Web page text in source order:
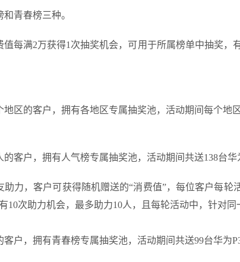
青春榜三种。
值每满2万获得1次抽奖机会，可用于所属榜单中抽奖，
地区的客户，拥有各地区专属抽奖池，活动期间每个地区
客户，拥有人气榜专属抽奖池，活动期间共送138台华
助力，客户可获得随机赠送的“消费值”，每位客户每轮
10次助力机会，最多助力10人，且每轮活动中，针对同
户，拥有青春榜专属抽奖池，活动期间共送99台华为